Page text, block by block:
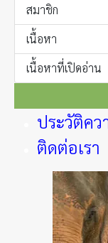
สมาชิก
เนื้อหา
เนื้อหาที่เปิดอ่าน
ประวัติคว
ติดต่อเรา